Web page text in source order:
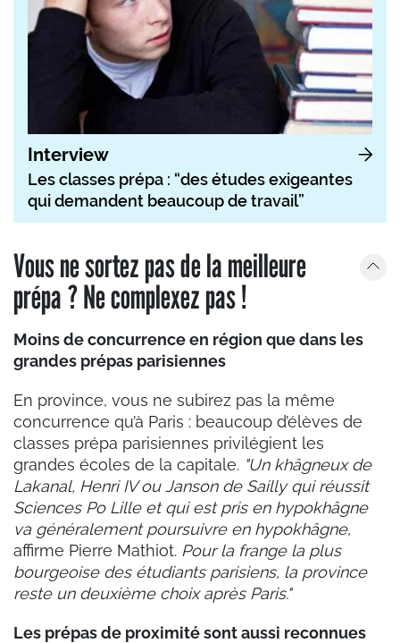
Interview
Les classes prépa : “des études exigeantes
qui demandent beaucoup de travail”
Vous ne sortez pas de la meilleure
prépa ? Ne complexez pas !
Moins de concurrence en région que dans les
grandes prépas parisiennes
En province, vous ne subirez pas la même
concurrence qu’à Paris : beaucoup d’élèves de
classes prépa parisiennes privilégient les
grandes écoles de la capitale. "Un khâgneux de
Lakanal, Henri IV ou Janson de Sailly qui réussit
Sciences Po Lille et qui est pris en hypokhâgne
va généralement poursuivre en hypokhâgne,
affirme Pierre Mathiot. Pour la frange la plus
bourgeoise des étudiants parisiens, la province
reste un deuxième choix après Paris."
Les prépas de proximité sont aussi reconnues